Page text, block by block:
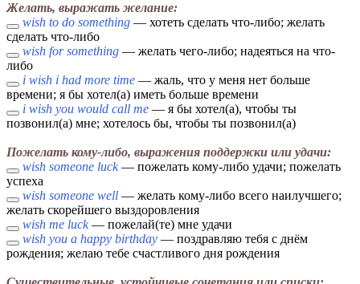
Желать, выражать желание:
wish to do something — хотеть сделать что-либо; желать
сделать что-либо
wish for something — желать чего-либо; надеяться на что-
либо
i wish i had more time — жаль, что у меня нет больше
времени; я бы хотел(а) иметь больше времени
i wish you would call me — я бы хотел(а), чтобы ты
позвонил(а) мне; хотелось бы, чтобы ты позвонил(а)
Пожелать кому-либо, выражения поддержки или удачи:
wish someone luck— пожелать кому-либо удачи; пожелать
успеха
wish someone well — желать кому-либо всего наилучшего;
желать скорейшего выздоровления
wish me luck— пожелай(те) мне удачи
wish you a happy birthday — поздравляю тебя с днём
рождения; желаю тебе счастливого дня рождения